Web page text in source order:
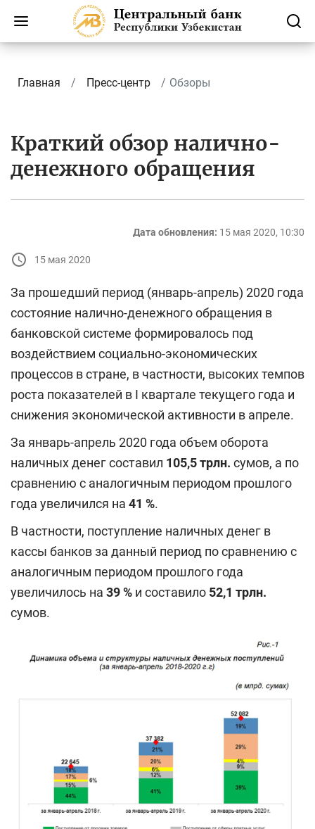
Главная Пресс-центр Обзоры
Краткий обзор налично-
денежного обращения
Дата обновления: 15 мая 2020, 10:30
15 мая 2020
За прошедший период (январь-апрель) 2020 года
состояние налично-денежного обращения в
банковской системе формировалось под
воздействием социально-экономических
процессов в стране, в частности, высоких темпов
роста показателей в I квартале текущего года и
снижения экономической активности в апреле.
За январь-апрель 2020 года объем оборота
наличных денег составил 105,5трлн. сумов, а по
сравнению с аналогичным периодом прошлого
года увеличился на 41 %.
В частности, поступление наличных денег в
кассы банков за данный период по сравнению с
аналогичным периодом прошлого года
увеличилось на 39% и составило 52,1 трлн.
сумов.